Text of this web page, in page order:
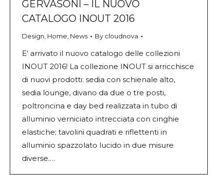
GERVASONI – IL NUOVO
CATALOGO INOUT 2016
Design, Home, News By cloudnova
E’ arrivato il nuovo catalogo delle collezioni
INOUT 2016! La collezione INOUT si arricchisce
di nuovi prodotti: sedia con schienale alto,
sedia lounge, divano da due o tre posti,
poltroncina e day bed realizzata in tubo di
alluminio verniciato intrecciata con cinghie
elastiche; tavolini quadrati e riflettenti in
alluminio spazzolato lucido in due misure
diverse.…